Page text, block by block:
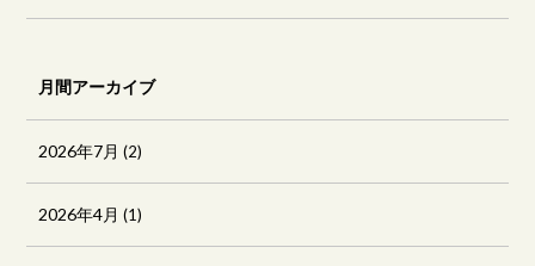
月間アーカイブ
2026年7月 (2)
2026年4月 (1)